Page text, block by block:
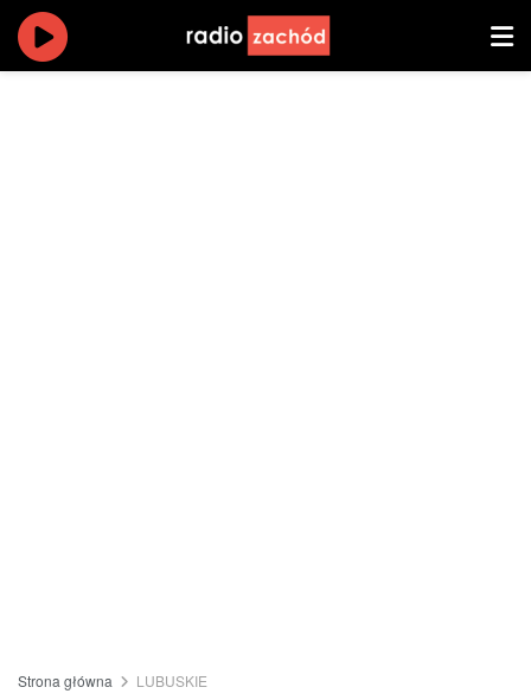
Strona główna LUBUSKIE